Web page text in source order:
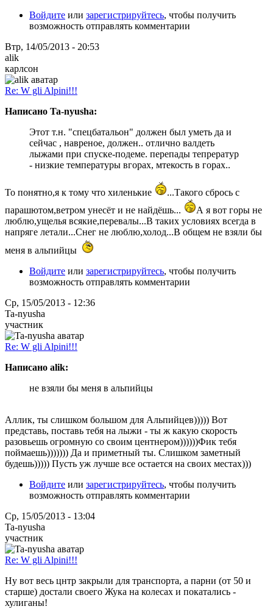
Войдите или зарегистрируйтесь, чтобы получить
возможность отправлять комментарии
Втр, 14/05/2013 - 20:53
alik
карлсон
Re: W gli Alpini!!!
Написано Ta-nyusha:
Этот т.н. "спецбатальон" должен был уметь да и
сейчас , навреное, должен.. отлично валдеть
лыжами при спуске-подеме. перепады тепрератур
- низкие температуры вгорах, мтекость в горах..
То понятно,я к тому что хиленькие
...Такого сбрось с
парашютом,ветром унесёт и не найдёшь...
А я вот горы не
люблю,ущелья всякие,перевалы...В таких условиях всегда в
напряге летали...Снег не люблю,холод...В общем не взяли бы
меня в альпийцы
Войдите или зарегистрируйтесь, чтобы получить
возможность отправлять комментарии
Ср, 15/05/2013 - 12:36
Ta-nyusha
участник
Re: W gli Alpini!!!
Написано alik:
не взяли бы меня в альпийцы
Аллик, ты слишком большом для Альпийцев))))) Вот
представь, поставь тебя на лыжи - ты ж какую скорость
разовьешь огромную со своим центнером))))))Фик тебя
поймаешь))))))) Да и приметный ты. Слишком заметный
будешь))))) Пусть уж лучше все остается на своих местах)))
Войдите или зарегистрируйтесь, чтобы получить
возможность отправлять комментарии
Ср, 15/05/2013 - 13:04
Ta-nyusha
участник
Re: W gli Alpini!!!
Ну вот весь цнтр закрыли для транспорта, а парни (от 50 и
старше) достали своего Жука на колесах и покатались -
хулиганы!